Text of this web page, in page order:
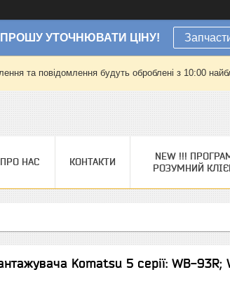
ПРОШУ УТОЧНЮВАТИ ЦІНУ!
та повідомлення будуть оброблені з 10:00
ПРО НАС КОНТАКТИ
NEW !!!
РОЗУМНИЙ
Komatsu 5 серії: WB-93R;